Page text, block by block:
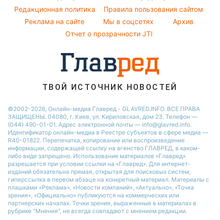
Новости Одессы
Новости Запорожья
Советы от Андре Тана
Уборка
Авто
Редакционная политика
Правила пользования сайтом
Реклама на сайте
Мы в соцсетях
Архив
Отчет о прозрачности JTI
ТВОЙ ИСТОЧНИК НОВОСТЕЙ
©2002-2026, Онлайн-медиа Главред - GLAVRED.INFO. ВСЕ ПРАВА
ЗАЩИЩЕНЫ. 04080, г. Киев, ул. Кириловская, дом 23. Телефон —
(044) 490-01-01. Адрес электронной почты — info@glavred.info.
Идентификатор онлайн-медиа в Реестре cубъектов в сфере медиа —
R40-01822. Перепечатка, копирование или воспроизведение
информации, содержащей ссылку на агенство ГЛАВРЕД, в каком-
либо виде запрещено. Использование материалов «Главред»
разрешается при условии ссылки на «Главред». Для интернет-
изданий обязательна прямая, открытая для поисковых систем,
гиперссылка в первом абзаце на конкретный материал. Материалы с
плашками «Реклама», «Новости компаний», «Актуально», «Точка
зрения», «Официально» публикуются на коммерческих или
партнерских началах. Точки зрения, выраженные в материалах в
рубрике "Мнения", не всегда совпадают с мнением редакции.